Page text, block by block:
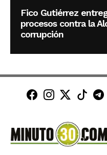
Fico Gutiérrez
procesos contra la
corrupción
Minuto30 en
Minuto30